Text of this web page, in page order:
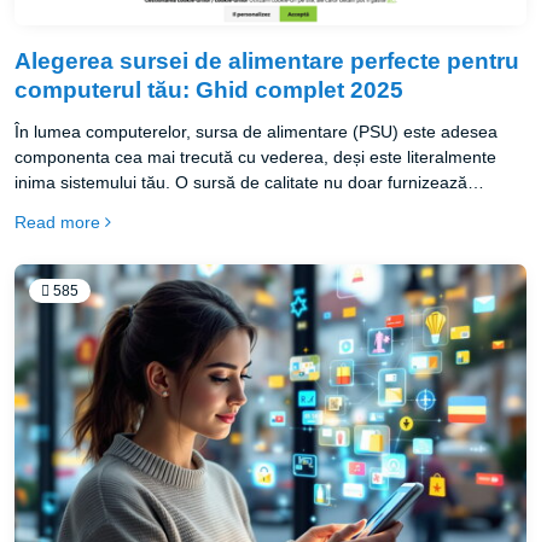
Alegerea sursei de alimentare perfecte pentru
computerul tău: Ghid complet 2025
În lumea computerelor, sursa de alimentare (PSU) este adesea
componenta cea mai trecută cu vederea, deși este literalmente
inima sistemului tău. O sursă de calitate nu doar furnizează
împotriva fluctuațiilor de tensiune și poate prelungi semnificativ
Read more
585